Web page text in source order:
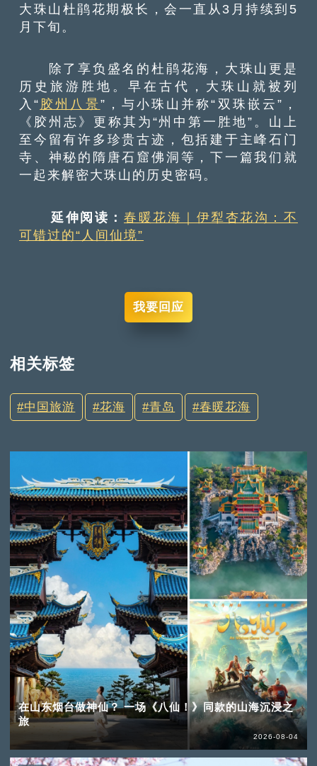
大珠山杜鹃花期极长，会一直从3月持续到5
月下旬。
除了享负盛名的杜鹃花海，大珠山更是
历史旅游胜地。早在古代，大珠山就被列
入“胶州八景”，与小珠山并称“双珠嵌云”，
《胶州志》更称其为“州中第一胜地”。山上
至今留有许多珍贵古迹，包括建于主峰石门
寺、神秘的隋唐石窟佛洞等，下一篇我们就
一起来解密大珠山的历史密码。
延伸阅读： 春暖花海｜伊犁杏花沟：不
可错过的“人间仙境”
我要回应
相关标签
中国旅游 花海 青岛 春暖花海
在山东烟台做神仙？ 一场《八仙！》同款的山海沉浸之
旅
2026-08-04